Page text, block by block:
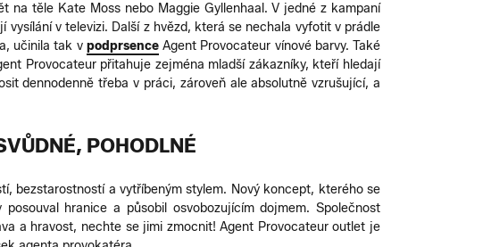
na těle Kate Moss nebo Maggie Gyllenhaal. V jedné z kampaní
v televizi. Další z hvězd, která se nechala vyfotit v prádle
učinila tak v podprsenceAgent Provocateur vínové barvy. Také
Provocateur přitahuje zejména mladší zákazníky, kteří hledají
dennodenně třeba v práci, zároveň ale absolutně vzrušující, a
POHODLNÉ
bezstarostností a vytříbeným stylem. Nový koncept, kterého se
hranice a působil osvobozujícím dojmem. Společnost
a hravost, nechte se jimi zmocnit! Agent Provocateur outlet je